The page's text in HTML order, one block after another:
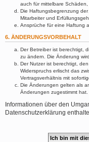
auch für mittelbare
Die Haftungsbegrenzung
Mitarbeiter und
Ansprüche für eine Haftung
6. ÄNDERUNGSVORBEHALT
Der Betreiber ist berechtigt,
zu ändern. Die Änderung
Der Nutzer ist berechtigt,
Widerspruchs erlischt das
Vertragsverhältnis mit
Die Änderungen gelten als
Änderungen zugestimmt hat.
Informationen über den
Datenschutzerklärung